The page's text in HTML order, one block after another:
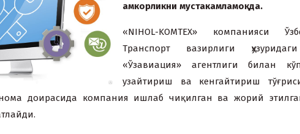
амкорликни мустакамламоқда.
«NIHOL-KOMTEX» компанияси
Транспорт вазирлиги
«Ўзавиация» агентлиги билан
узайтириш ва кенгайтириш
доирасида компания ишлаб чиқилган ва жорий